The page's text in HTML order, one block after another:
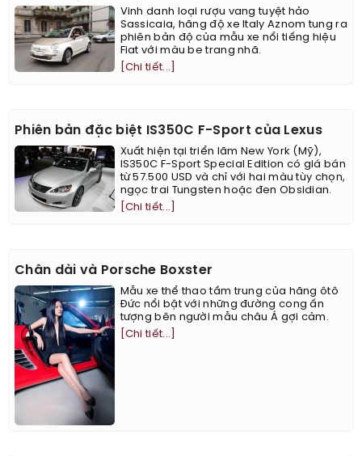
Vinh danh loại rượu vang tuyệt hảo
Sassicaia, hãng độ xe Italy Aznom tung ra
phiên bản độ của mẫu xe nổi tiếng hiệu
Fiat với màu be trang nhã.
[Chi tiết...]
Phiên bản đặc biệt IS350C F-Sport của Lexus
Xuất hiện tại triển lãm New York (Mỹ),
IS350C F-Sport Special Edition có giá bán
từ 57.500 USD và chỉ với hai màu tùy chọn,
ngọc trai Tungsten hoặc đen Obsidian.
[Chi tiết...]
Chân dài và Porsche Boxster
Mẫu xe thể thao tầm trung của hãng ôtô
Đức nổi bật với những đường cong ấn
tượng bên người mẫu châu Á gợi cảm.
[Chi tiết...]